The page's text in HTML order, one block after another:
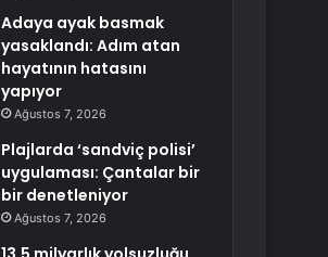
Adaya ayak basmak
yasaklandı: Adım atan
hayatının hatasını
yapıyor
Ağustos 7, 2026
Plajlarda ‘sandviç polisi’
uygulaması: Çantalar bir
bir denetleniyor
Ağustos 7, 2026